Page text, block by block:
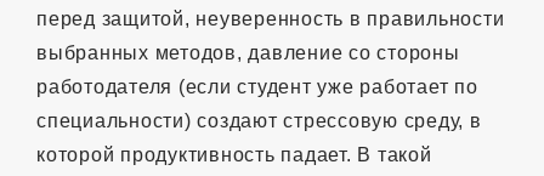
перед защитой, неуверенность в правильности
выбранных методов, давление со стороны
работодателя (если студент уже работает по
специальности) создают стрессовую среду, в
которой продуктивность падает. В такой